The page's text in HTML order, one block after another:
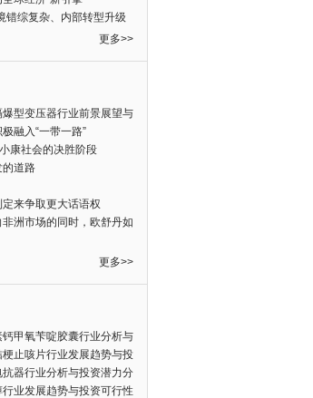
错综复杂、内部转型升级
更多>>
型变压器行业前景展望与
融入“一带一路”
康社会的决胜阶段
的道路
来争取更大话语权
洲市场的同时，欧舒丹如
失先机吗?
更多>>
甲氧苄啶胶囊行业分析与
止咳片行业发展趋势与投
器行业分析与投资潜力分
业发展趋势与投资可行性